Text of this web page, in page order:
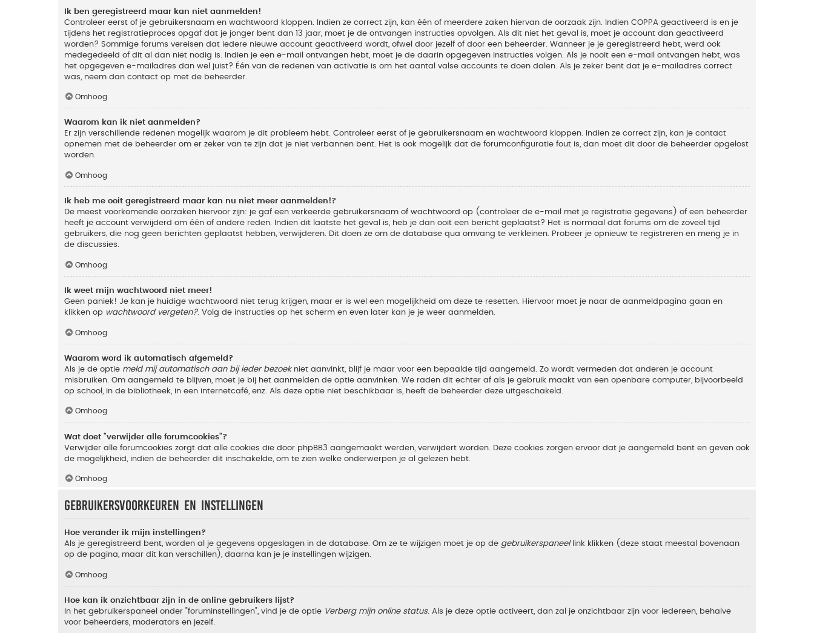
Ik ben geregistreerd maar kan niet aanmelden!
Controleer eerst of je gebruikersnaam en wachtwoord kloppen. Indien ze correct zijn, kan één of meerdere zaken hiervan de oorzaak zijn. Indien COPPA geactiveerd is en je
tijdens het registratieproces opgaf dat je jonger bent dan 13 jaar, moet je de ontvangen instructies opvolgen. Als dit niet het geval is, moet je account dan geactiveerd
worden? Sommige forums vereisen dat iedere nieuwe account geactiveerd wordt, ofwel door jezelf of door een beheerder. Wanneer je je geregistreerd hebt, werd ook
medegedeeld of dit al dan niet nodig is. Indien je een e-mail ontvangen hebt, moet je de daarin opgegeven instructies volgen. Als je nooit een e-mail ontvangen hebt, was
het opgegeven e-mailadres dan wel juist? Één van de redenen van activatie is om het aantal valse accounts te doen dalen. Als je zeker bent dat je e-mailadres correct
was, neem dan contact op met de beheerder.
Omhoog
Waarom kan ik niet aanmelden?
Er zijn verschillende redenen mogelijk waarom je dit probleem hebt. Controleer eerst of je gebruikersnaam en wachtwoord kloppen. Indien ze correct zijn, kan je contact
opnemen met de beheerder om er zeker van te zijn dat je niet verbannen bent. Het is ook mogelijk dat de forumconfiguratie fout is, dan moet dit door de beheerder opgelost
worden.
Omhoog
Ik heb me ooit geregistreerd maar kan nu niet meer aanmelden!?
De meest voorkomende oorzaken hiervoor zijn: je gaf een verkeerde gebruikersnaam of wachtwoord op (controleer de e-mail met je registratie gegevens) of een beheerder
heeft je account verwijderd om één of andere reden. Indien dit laatste het geval is, heb je dan ooit een bericht geplaatst? Het is normaal dat forums om de zoveel tijd
gebruikers, die nog geen berichten geplaatst hebben, verwijderen. Dit doen ze om de database qua omvang te verkleinen. Probeer je opnieuw te registreren en meng je in
de discussies.
Omhoog
Ik weet mijn wachtwoord niet meer!
Geen paniek! Je kan je huidige wachtwoord niet terug krijgen, maar er is wel een mogelijkheid om deze te resetten. Hiervoor moet je naar de aanmeldpagina gaan en
klikken op wachtwoord vergeten?. Volg de instructies op het scherm en even later kan je je weer aanmelden.
Omhoog
Waarom word ik automatisch afgemeld?
Als je de optie meld mij automatisch aan bij ieder bezoekniet aanvinkt, blijf je maar voor een bepaalde tijd aangemeld. Zo wordt vermeden dat anderen je account
misbruiken. Om aangemeld te blijven, moet je bij het aanmelden de optie aanvinken. We raden dit echter af als je gebruik maakt van een openbare computer, bijvoorbeeld
op school, in de bibliotheek, in een internetcafé, enz. Als deze optie niet beschikbaar is, heeft de beheerder deze uitgeschakeld.
Omhoog
Wat doet "verwijder alle forumcookies"?
Verwijder alle forumcookies zorgt dat alle cookies die door phpBB3 aangemaakt werden, verwijdert worden. Deze cookies zorgen ervoor dat je aangemeld bent en geven ook
de mogelijkheid, indien de beheerder dit inschakelde, om te zien welke onderwerpen je al gelezen hebt.
Omhoog
Gebruikersvoorkeuren en instellingen
Hoe verander ik mijn instellingen?
Als je geregistreerd bent, worden al je gegevens opgeslagen in de database. Om ze te wijzigen moet je op de gebruikerspaneellink klikken (deze staat meestal bovenaan
op de pagina, maar dit kan verschillen), daarna kan je je instellingen wijzigen.
Omhoog
Hoe kan ik onzichtbaar zijn in de online gebruikers lijst?
In het gebruikerspaneel onder "foruminstellingen", vind je de optie Verberg mijn online status. Als je deze optie activeert, dan zal je onzichtbaar zijn voor iedereen, behalve
voor beheerders, moderators en jezelf.